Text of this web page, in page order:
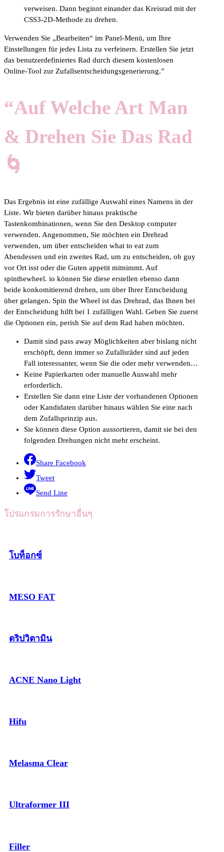
verweisen. Dann beginnt einander das Kreisrad mit der
CSS3-2D-Methode zu drehen.
Verwenden Sie „Bearbeiten“ im Panel-Menü, um Ihre
Einstellungen für jedes Lista zu verfeinern. Erstellen Sie jetzt
das benutzerdefiniertes Rad durch diesem kostenlosen
Online-Tool zur Zufallsentscheidungsgenerierung.”
“Auf Welche Art Man
& Drehen Sie Das Rad
🌀
Das Ergebnis ist eine zufällige Auswahl eines Namens in der
Liste. Wir bieten darüber hinaus praktische
Tastenkombinationen, wenn Sie den Desktop computer
verwenden. Angenommen, Sie möchten ein Drehrad
verwenden, um über entscheiden what to eat zum
Abendessen und ein zweites Rad, um zu entscheiden, ob guy
vor Ort isst oder die Guten appetit mitnimmt. Auf
spinthewheel. io können Sie diese erstellen ebenso dann
beide konkomitierend drehen, um über Ihrer Entscheidung
über gelangen. Spin the Wheel ist das Drehrad, das Ihnen bei
der Entscheidung hilft bei 1 zufälligen Wahl. Geben Sie zuerst
die Optionen ein, perish Sie auf dem Rad haben möchten.
Damit sind pass away Möglichkeiten aber bislang nicht
erschöpft, denn immer so Zufallsräder sind auf jeden
Fall interessanter, wenn Sie die oder mehr verwenden…
Keine Papierkarten oder manuelle Auswahl mehr
erforderlich.
Erstellen Sie dann eine Liste der vorhandenen Optionen
oder Kandidaten darüber hinaus wählen Sie eine nach
dem Zufallsprinzip aus.
Sie können diese Option aussortieren, damit sie bei den
folgenden Drehungen nicht mehr erscheint.
Share Facebook
Tweet
Send Line
โปรแกรมการรักษาอื่นๆ
โบท็อกซ์
MESO FAT
ดริปวิตามิน
ACNE Nano Light
Hifu
Melasma Clear
Ultraformer III
Filler